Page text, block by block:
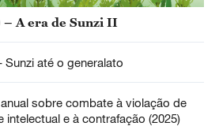
A era de Sunzi II
Sunzi até o generalato
sobre combate à violação de
e à contrafação (2025)